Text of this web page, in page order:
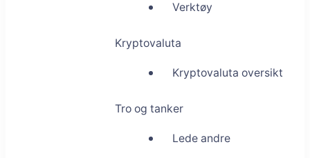
Verktøy
Kryptovaluta
Kryptovaluta oversikt
Tro og tanker
Lede andre